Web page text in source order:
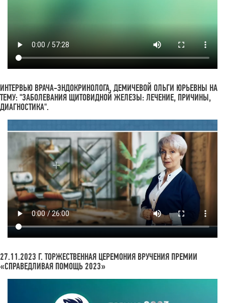
ИНТЕРВЬЮ ВРАЧА-ЭНДОКРИНОЛОГА, ДЕМИЧЕВОЙ ОЛЬГИ ЮРЬЕВНЫ НА
ТЕМУ: "ЗАБОЛЕВАНИЯ ЩИТОВИДНОЙ ЖЕЛЕЗЫ: ЛЕЧЕНИЕ, ПРИЧИНЫ,
ДИАГНОСТИКА".
27.11.2023 Г. ТОРЖЕСТВЕННАЯ ЦЕРЕМОНИЯ ВРУЧЕНИЯ ПРЕМИИ
«СПРАВЕДЛИВАЯ ПОМОЩЬ 2023»